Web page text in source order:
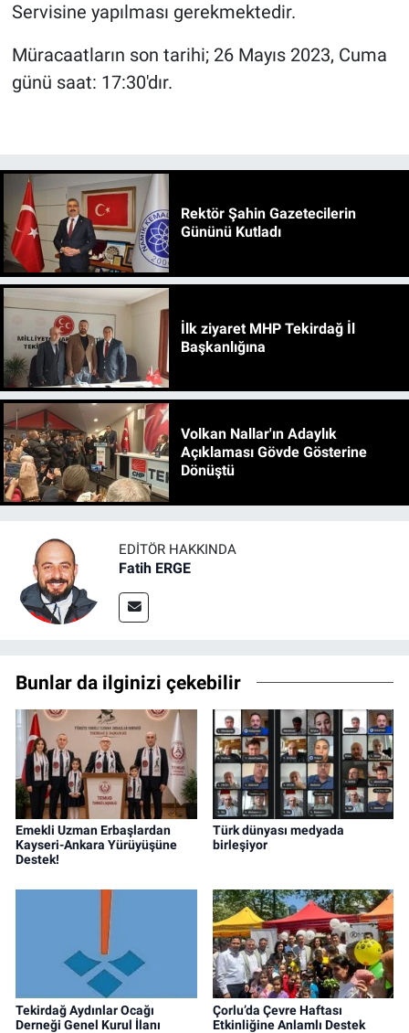
Servisine yapılması gerekmektedir.
Müracaatların son tarihi; 26 Mayıs 2023, Cuma
günü saat: 17:30'dır.
Rektör Şahin Gazetecilerin
Gününü Kutladı
İlk ziyaret MHP Tekirdağ İl
Başkanlığına
Volkan Nallar'ın Adaylık
Açıklaması Gövde Gösterine
Dönüştü
EDITÖR HAKKINDA
Fatih ERGE
Bunlar da ilginizi çekebilir
Emekli Uzman Erbaşlardan
Kayseri-Ankara Yürüyüşüne
Destek!
Türk dünyası medyada
birleşiyor
Tekirdağ Aydınlar Ocağı
Derneği Genel Kurul İlanı
Çorlu’da Çevre Haftası
Etkinliğine Anlamlı Destek